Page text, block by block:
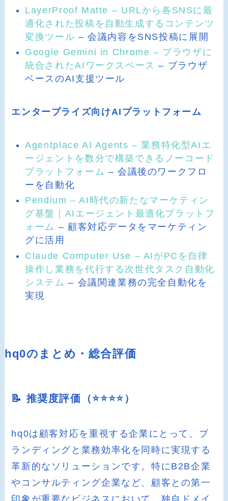
LayerProof Matte – URLから各SNSに最
適化された投稿を自動生成するコンテンツ
変換ツール – 会議内容をSNS投稿に展開
Google Gemini in Chrome – ブラウザに
統合されたAIワークスペース – ブラウザ
ベースのAI支援ツール
エンタープライズ向けAIプラットフォーム
Agentplace AI Agents – 業務特化型AIエ
ージェントを数分で構築できるノーコード
プラットフォーム – 会議後のワークフロ
ーを自動化
Pendium – AI時代の新たなマーケティン
グ基盤｜AIエージェント最適化プラットフ
ォーム – 顧客対応データをマーケティン
グに活用
Claude Computer Use – AIがPCを自律
操作し業務を代行する次世代タスク自動化
システム – 会議関連業務の完全自動化を
実現
hq0のまとめ・総合評価
📝 推奨度評価（⭐️⭐️⭐️⭐️）
hq0は顧客対応を重視する企業にとって、ブ
ランディングと業務効率化を同時に実現する
革新的なソリューションです。特にB2B企業
やコンサルティング企業など、顧客との第一